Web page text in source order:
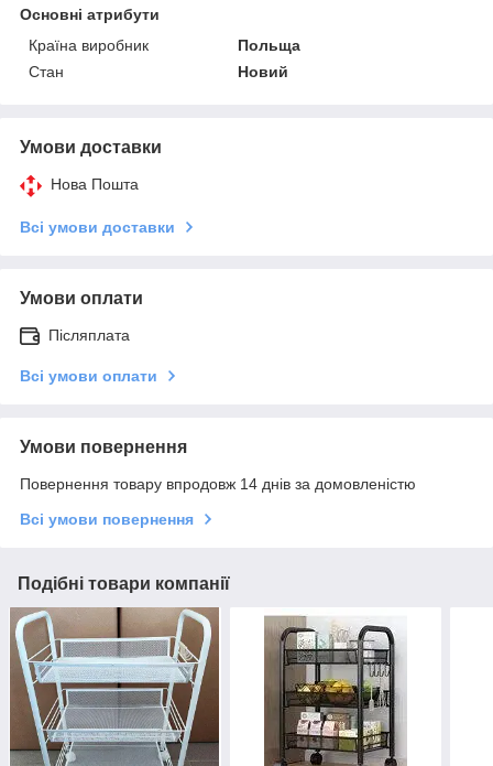
Основні атрибути
Країна виробник
Польща
Стан
Новий
Умови доставки
Нова Пошта
Всі умови доставки
Умови оплати
Післяплата
Всі умови оплати
Умови повернення
Повернення товару впродовж 14 днів за домовленістю
Всі умови повернення
Подібні товари компанії